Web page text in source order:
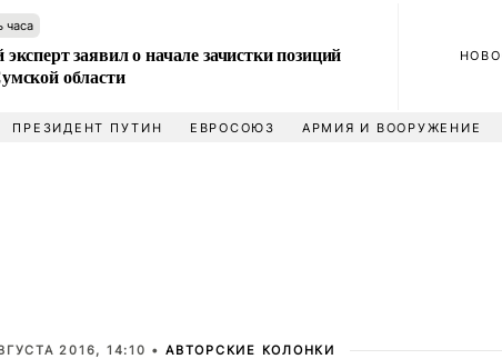
часа
заявил о начале зачистки позиций
области
ПРЕЗИДЕНТ ПУТИН ЕВРОСОЮЗ АРМИЯ И ВООРУЖЕНИЕ
2016, 14:10 • АВТОРСКИЕ КОЛОНКИ